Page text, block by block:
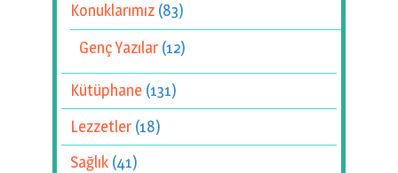
Konuklarımız (83)
Genç Yazılar(12)
Kütüphane (131)
Lezzetler(18)
Sağlık (41)